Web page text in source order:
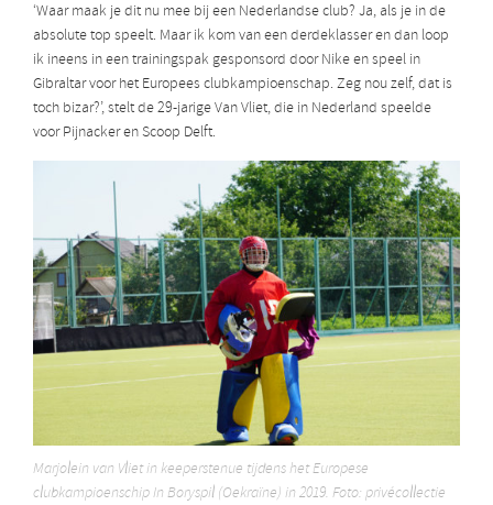
‘Waar maak je dit nu mee bij een Nederlandse club? Ja, als je in de
absolute top speelt. Maar ik kom van een derdeklasser en dan loop
ik ineens in een trainingspak gesponsord door Nike en speel in
Gibraltar voor het Europees clubkampioenschap. Zeg nou zelf, dat is
toch bizar?’, stelt de 29-jarige Van Vliet, die in Nederland speelde
voor Pijnacker en Scoop Delft.
Marjolein van Vliet in keeperstenue tijdens het Europese
clubkampioenschip In Boryspil (Oekraïne) in 2019. Foto: privécollectie